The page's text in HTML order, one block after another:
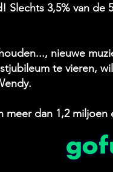
3,5% van de
nieuwe
te vieren,
dan 1,2 miljoen